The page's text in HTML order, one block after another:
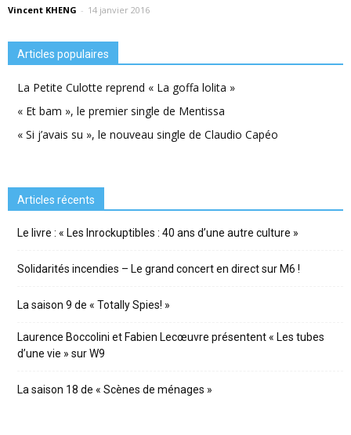
Vincent KHENG - 14 janvier 2016
Articles populaires
La Petite Culotte reprend « La goffa lolita »
« Et bam », le premier single de Mentissa
« Si j’avais su », le nouveau single de Claudio Capéo
Articles récents
Le livre : « Les Inrockuptibles : 40 ans d’une autre culture »
Solidarités incendies – Le grand concert en direct sur M6 !
La saison 9 de « Totally Spies! »
Laurence Boccolini et Fabien Lecœuvre présentent « Les tubes
d’une vie » sur W9
La saison 18 de « Scènes de ménages »